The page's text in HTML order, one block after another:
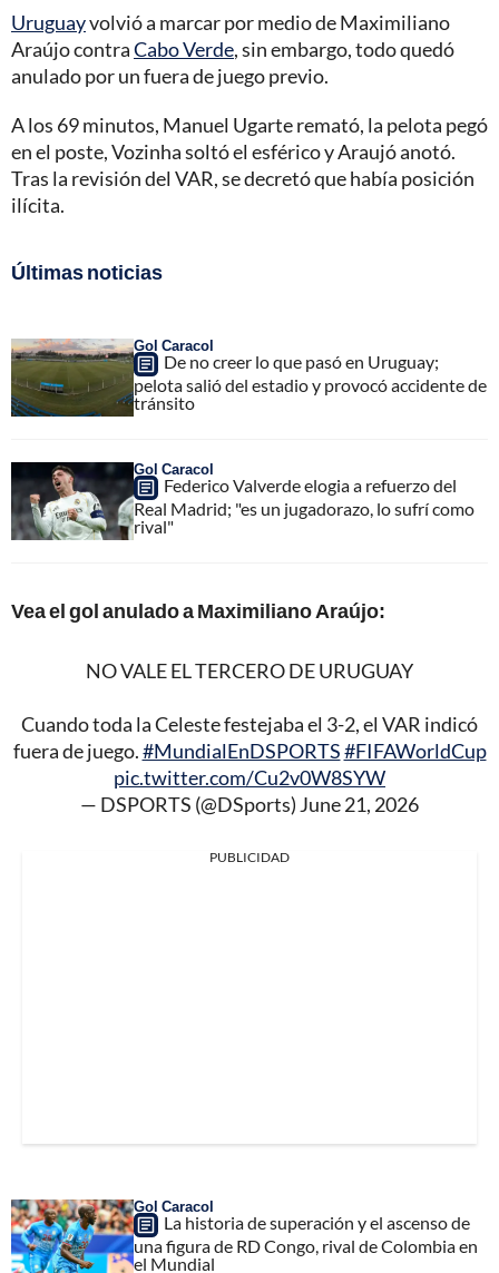
Uruguayvolvió a marcar por medio de Maximiliano
Araújo contraCabo Verde, sin embargo, todo quedó
anulado por un fuera de juego previo.
A los 69 minutos, Manuel Ugarte remató, la pelota pegó
en el poste, Vozinha soltó el esférico y Araujó anotó.
Tras la revisión del VAR, se decretó que había posición
ilícita.
Últimas noticias
Gol Caracol
De no creer lo que pasó en Uruguay;
pelota salió del estadio y provocó accidente de
tránsito
Gol Caracol
Federico Valverde elogia a refuerzo del
Real Madrid; "es un jugadorazo, lo sufrí como
rival"
Vea el gol anulado a Maximiliano Araújo:
NO VALE EL TERCERO DE URUGUAY
Cuando toda la Celeste festejaba el 3-2, el VAR indicó
fuera de juego.#MundialEnDSPORTS#FIFAWorldCup
pic.twitter.com/Cu2v0W8SYW
— DSPORTS (@DSports) June 21, 2026
PUBLICIDAD
Gol Caracol
La historia de superación y el ascenso de
una figura de RD Congo, rival de Colombia en
el Mundial